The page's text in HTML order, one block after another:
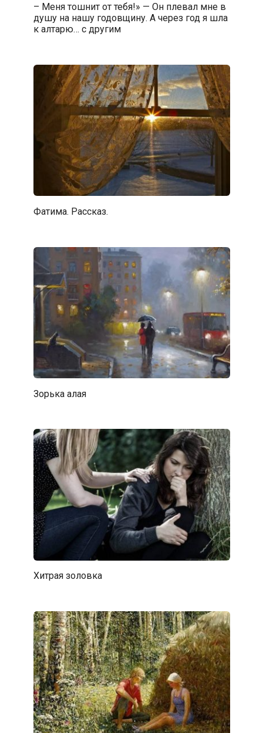
– Меня тошнит от тебя!» — Он плевал мне в
душу на нашу годовщину. А через год я шла
к алтарю… с другим
Фатима. Рассказ.
Зорька алая
Хитрая золовка